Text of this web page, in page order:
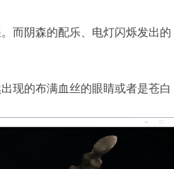
而阴森的配乐、电灯闪烁发出的
现的布满血丝的眼睛或者是苍白